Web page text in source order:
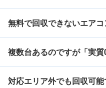
無料で回収できないエア
複数台あるのですが「実
対応エリア外でも回収可能